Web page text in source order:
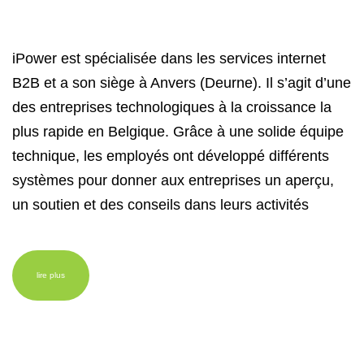
iPower est spécialisée dans les services internet
B2B et a son siège à Anvers (Deurne). Il s’agit d’une
des entreprises technologiques à la croissance la
plus rapide en Belgique. Grâce à une solide équipe
technique, les employés ont développé différents
systèmes pour donner aux entreprises un aperçu,
un soutien et des conseils dans leurs activités
lire plus